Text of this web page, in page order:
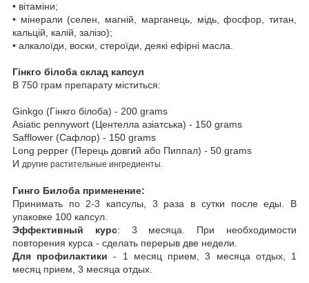
• вітаміни;
• мінерали (селен, магній, марганець, мідь, фосфор, титан,
кальцій, калій, залізо);
• алкалоїди, воски, стероїди, деякі ефірні масла.
Гінкго білоба склад капсул
В 750 грам препарату міститься:
Ginkgo (Гінкго білоба) - 200 grams
Asiatic pennywort (Центелла азіатська) - 150 grams
Safflower (Сафлор) - 150 grams
Long pepper (Перець довгий або Пиппал) - 50 grams
И другие растительные ингредиенты.
Гинго Билоба применение:
Принимать по 2-3 капсулы, 3 раза в сутки после еды. В
упаковке 100 капсул.
Эффективный курс: 3 месяца. При необходимости
повторения курса - сделать перерыв две недели.
Для профилактики - 1 месяц прием, 3 месяца отдых, 1
месяц прием, 3 месяца отдых.